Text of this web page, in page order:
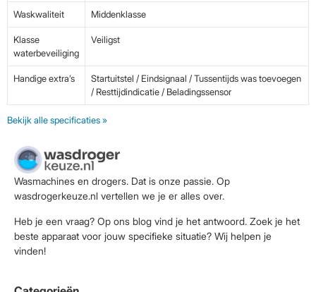
Waskwaliteit Middenklasse
Klasse
waterbeveiliging
Veiligst
Handige extra’s
Startuitstel / Eindsignaal / Tussentijds was toevoegen
/ Resttijdindicatie / Beladingssensor
Bekijk alle specificaties »
Wasmachines en drogers. Dat is onze passie. Op
wasdrogerkeuze.nl vertellen we je er alles over.
Heb je een vraag? Op ons blog vind je het antwoord. Zoek je het
beste apparaat voor jouw specifieke situatie? Wij helpen je
vinden!